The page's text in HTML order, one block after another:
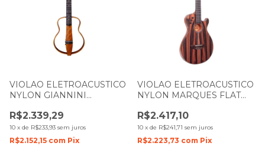
VIOLAO ELETROACUSTICO
NYLON GIANNINI
NATURAL COM CAPA
R$2.339,29
10 x de R$233,93 sem juros
R$2.152,15 com Pix
VIOLAO ELETROACUSTICO
NYLON MARQUES FLAT
BRILHO
R$2.417,10
10 x de R$241,71 sem juros
R$2.223,73 com Pix